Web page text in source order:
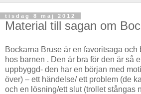
tisdag 8 maj 2012
Material till sagan om
Bockarna Bruse är en favoritsaga och
hos barnen . Den är bra för den är så
uppbyggd- den har en början med
över) – ett händelse/ ett problem (de
och en lösning/ett slut (trollet stångas